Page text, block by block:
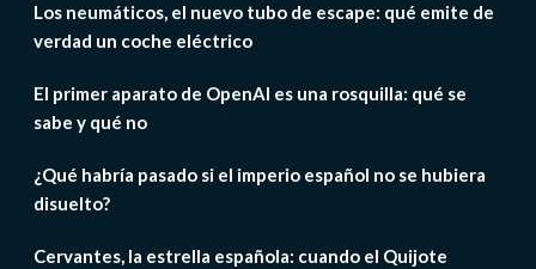
Los neumáticos, el nuevo tubo de escape: qué emite de
verdad un coche eléctrico
El primer aparato de OpenAI es una rosquilla: qué se
sabe y qué no
¿Qué habría pasado si el imperio español no se hubiera
disuelto?
Cervantes, la estrella española: cuando el Quijote